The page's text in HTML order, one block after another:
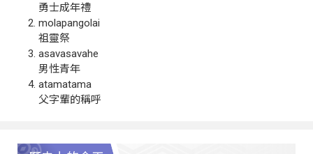
勇士成年禮
molapangolai
祖靈祭
asavasavahe
男性青年
atamatama
父字輩的稱呼